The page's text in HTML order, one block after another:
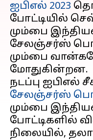
ஐபிஎல் 2023
போட்டியில்
மும்பை
சேலஞ்சர்ஸ்
மும்பை
மோதுகின்றன.
நடப்பு ஐபிஎல்
சேலஞ்சர்ஸ்
மும்பை
போட்டிகளில்
நிலையில்,